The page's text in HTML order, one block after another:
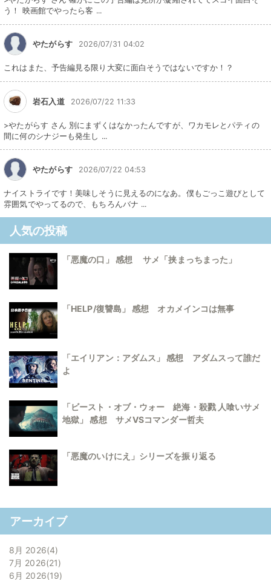
う！ 映画館でやったら客 ...
やたがらす 2026/07/31 04:02
これはまた、予告編見る限り大変に面白そうではないですか！？
岩石入道 2026/07/22 11:33
>やたがらす さん 別にまずくはなかったんですが、ワカモレとパティの
間に何のシナジーも発生し ...
やたがらす 2026/07/22 04:53
ナイストライです！美味しそうに見えるのになあ。僕もごっこ遊びとして
雰囲気でやってるので、もちろんバナ ...
人気の投稿
「悪魔の口」 感想 サメ「挟まっちまった」
「HELP/復讐島」 感想 オカメインコは無事
「エイリアン：アダムス」 感想 アダムスって誰だ
よ
「ビースト・オブ・ウォー 絶海・殺戮 人喰いサメ
地獄」 感想 サメVSコマンダー哲夫
「悪魔のいけにえ」シリーズを振り返る
アーカイブ
8月 2026 4
7月 2026 21
6月 2026 19